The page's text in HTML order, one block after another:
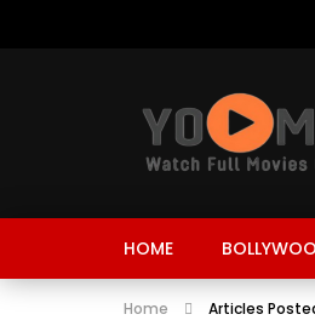
HOME
Home Articles